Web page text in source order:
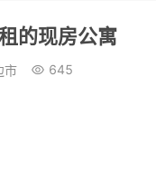
的现房公寓
市 645